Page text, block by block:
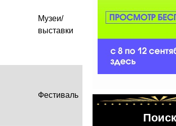
Музеи/
выставки
Фестиваль
Поиск